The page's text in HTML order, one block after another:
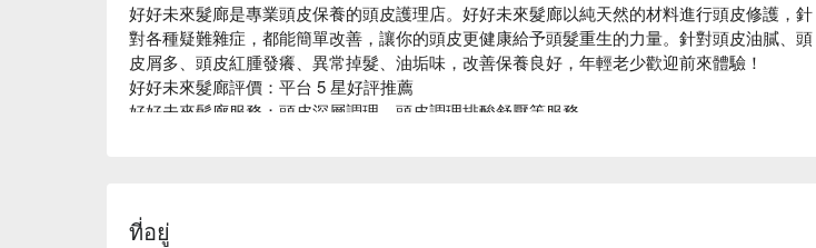
好好未來髮廊是專業頭皮保養的頭皮護理店。好好未來髮廊以純天然的材料進行頭皮修護，針
對各種疑難雜症，都能簡單改善，讓你的頭皮更健康給予頭髮重生的力量。針對頭皮油膩、頭
皮屑多、頭皮紅腫發癢、異常掉髮、油垢味，改善保養良好，年輕老少歡迎前來體驗！
好好未來髮廊評價：平台 5 星好評推薦
好好未來髮廊服務：頭皮深層調理、頭皮調理排酸舒壓等服務。
ที่อยู่